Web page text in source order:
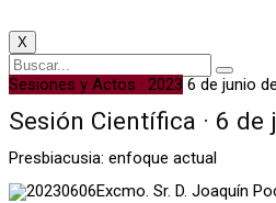
X
Sesiones y Actos · 2023 6 de junio
Sesión Científica · 6 de
Presbiacusia: enfoque actual
Excmo. Sr. D. Joaquín